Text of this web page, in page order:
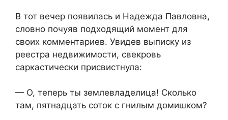
В тот вечер появилась и Надежда Павловна,
словно почуяв подходящий момент для
своих комментариев. Увидев выписку из
реестра недвижимости, свекровь
саркастически присвистнула:
— О, теперь ты землевладелица! Сколько
там, пятнадцать соток с гнилым домишком?